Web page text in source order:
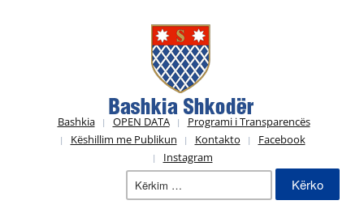
Bashkia OPEN DATA
Programi i Transparencës
Këshillim me Publikun
Kontakto
Facebook
Instagram
Kërko